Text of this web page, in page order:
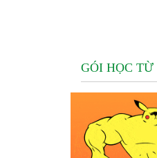
GÓI HỌC